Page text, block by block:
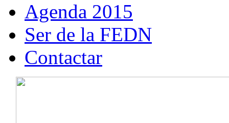
Agenda 2015
Ser de la FEDN
Contactar